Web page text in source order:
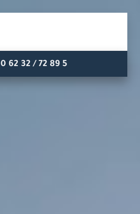
0 62 32 / 72 89 5